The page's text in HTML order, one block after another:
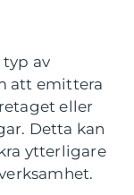
typ av
att emittera
eller
Detta kan
ytterligare